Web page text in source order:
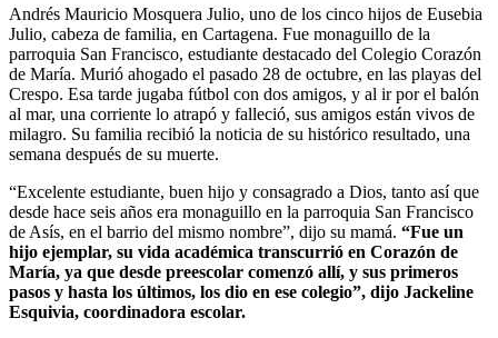
Andrés Mauricio Mosquera Julio, uno de los cinco hijos de Eusebia
Julio, cabeza de familia, en Cartagena. Fue monaguillo de la
parroquia San Francisco, estudiante destacado del Colegio Corazón
de María. Murió ahogado el pasado 28 de octubre, en las playas del
Crespo. Esa tarde jugaba fútbol con dos amigos, y al ir por el balón
al mar, una corriente lo atrapó y falleció, sus amigos están vivos de
milagro. Su familia recibió la noticia de su histórico resultado, una
semana después de su muerte.
“Excelente estudiante, buen hijo y consagrado a Dios, tanto así que
desde hace seis años era monaguillo en la parroquia San Francisco
de Asís, en el barrio del mismo nombre”, dijo su mamá. “Fue un
hijo ejemplar, su vida académica transcurrió en Corazón de
María, ya que desde preescolar comenzó allí, y sus primeros
pasos y hasta los últimos, los dio en ese colegio”, dijo Jackeline
Esquivia, coordinadora escolar.